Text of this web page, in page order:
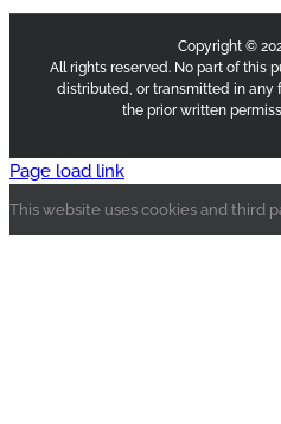
Copyright ©
All rights reserved. No part of this
distributed, or transmitted in any
the prior written
Page load link
This website uses cookies and third